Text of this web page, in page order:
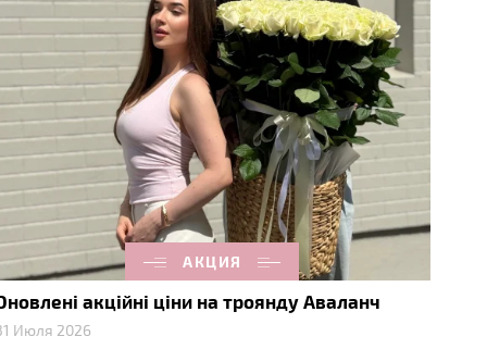
АКЦИЯ
акційні ціни на троянду Аваланч
Июля 2026